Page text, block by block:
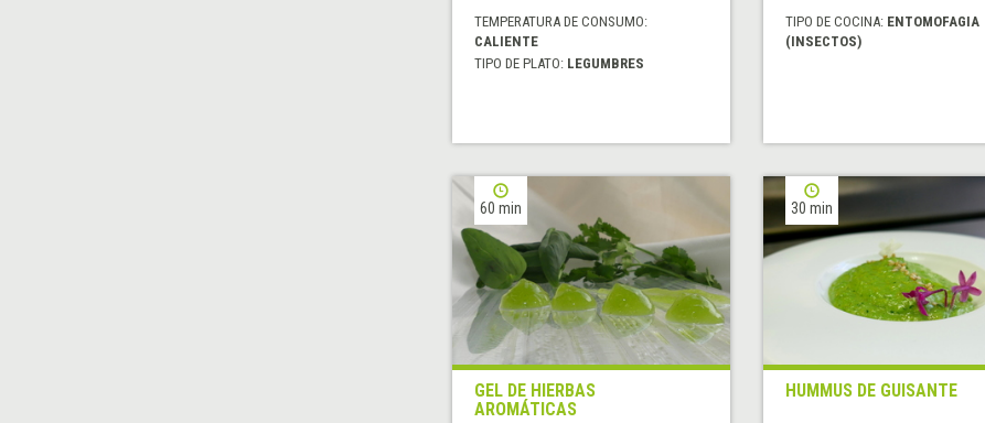
TEMPERATURA DE CONSUMO:
CALIENTE
TIPO DE PLATO: LEGUMBRES
TIPO DE COCINA: ENTOMOFAGIA
(INSECTOS)
60 min
GEL DE HIERBAS
AROMÁTICAS
30 min
HUMMUS DE GUISANTE